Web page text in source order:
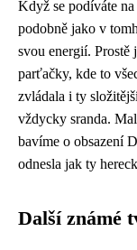
Když se podíváte na
podobně jako v
svou energií. Prostě
parťačky, kde to
zvládala i ty
vždycky sranda.
bavíme o obsazení
odnesla jak ty
Další známé